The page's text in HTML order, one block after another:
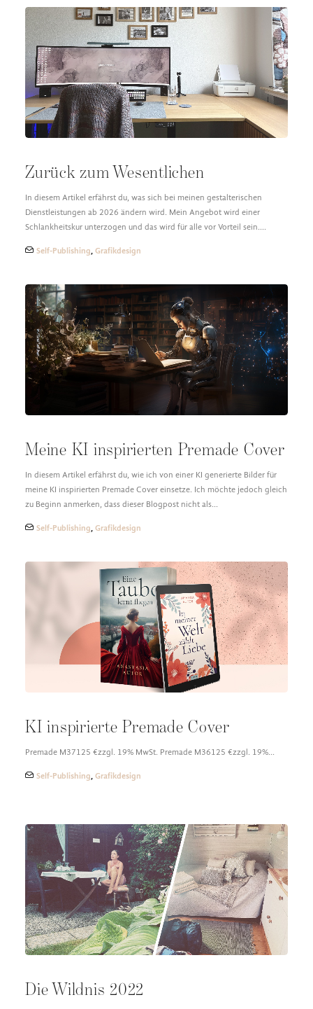
Zurück zum Wesentlichen
In diesem Artikel erfährst du, was sich bei meinen gestalterischen
Dienstleistungen ab 2026 ändern wird. Mein Angebot wird einer
Schlankheitskur unterzogen und das wird für alle vor Vorteil sein.…
Self-Publishing, Grafikdesign
Meine KI inspirierten Premade Cover
In diesem Artikel erfährst du, wie ich von einer KI generierte Bilder für
meine KI inspirierten Premade Cover einsetze. Ich möchte jedoch gleich
zu Beginn anmerken, dass dieser Blogpost nicht als…
Self-Publishing, Grafikdesign
KI inspirierte Premade Cover
Premade M37125 €zzgl. 19% MwSt. Premade M36125 €zzgl. 19%…
Self-Publishing, Grafikdesign
Die Wildnis 2022